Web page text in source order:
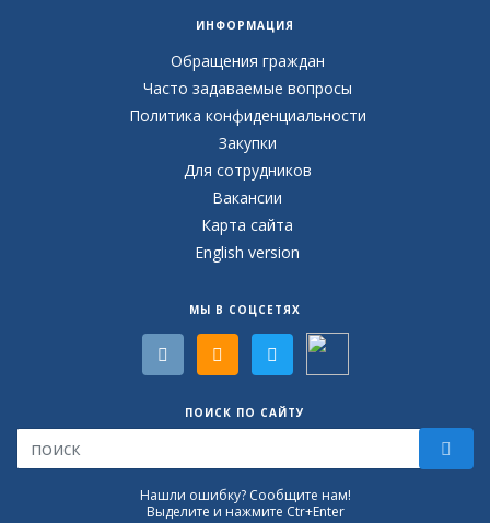
ИНФОРМАЦИЯ
Обращения граждан
Часто задаваемые вопросы
Политика конфиденциальности
Закупки
Для сотрудников
Вакансии
Карта сайта
English version
МЫ В СОЦСЕТЯХ
ПОИСК ПО САЙТУ
Нашли ошибку? Сообщите нам!
Выделите и нажмите Ctr+Enter